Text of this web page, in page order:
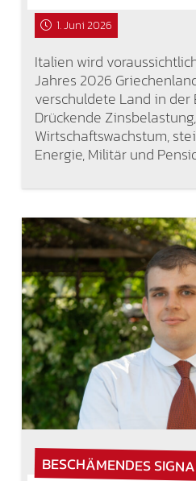
1. Juni 2026
Italien wird
Jahres 2026
verschuldete Land in
Drückende
Wirtschaftswachstum,
Energie, Militär und
BESCHÄMENDES